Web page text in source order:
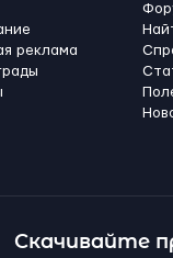
реклама
Скачивайте